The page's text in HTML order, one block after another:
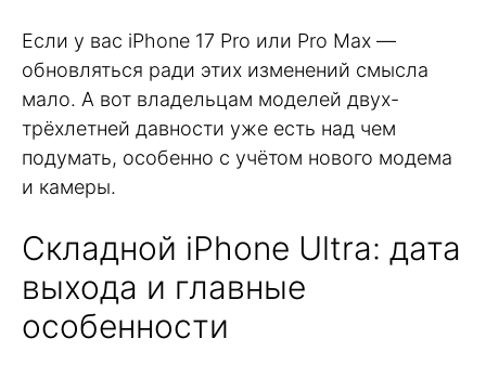
Если у вас iPhone 17 Pro или Pro Max —
обновляться ради этих изменений смысла
мало. А вот владельцам моделей двух-
трёхлетней давности уже есть над чем
подумать, особенно с учётом нового модема
и камеры.
Складной iPhone Ultra: дата
выхода и главные
особенности